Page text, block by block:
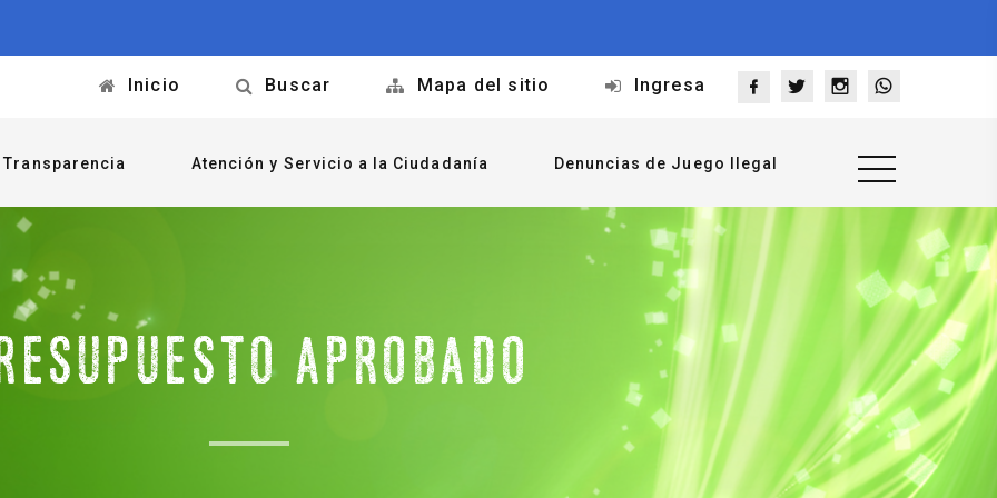
Inicio Buscar Mapa del sitio Ingresa
Transparencia Atención y Servicio a la Ciudadanía Denuncias de Juego Ilegal
APROBADO